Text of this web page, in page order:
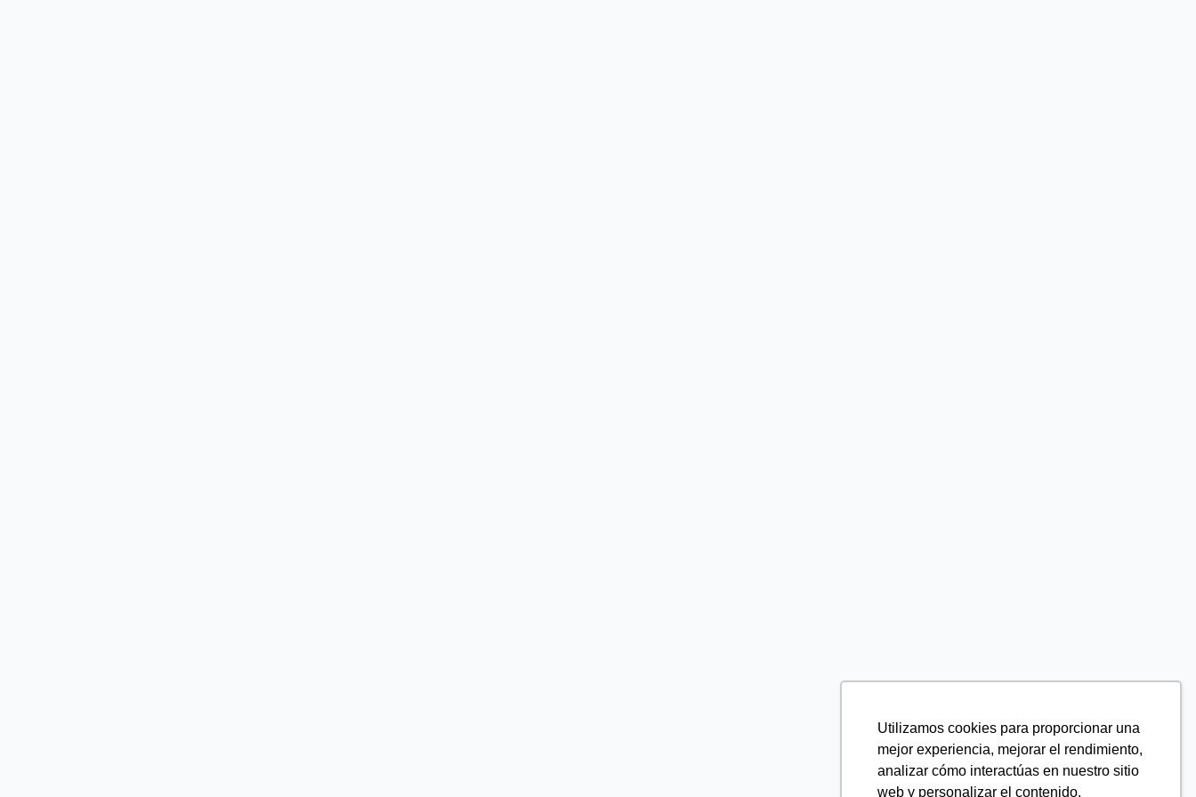
Utilizamos cookies para proporcionar una
mejor experiencia, mejorar el rendimiento,
analizar cómo interactúas en nuestro sitio
web y personalizar el contenido.